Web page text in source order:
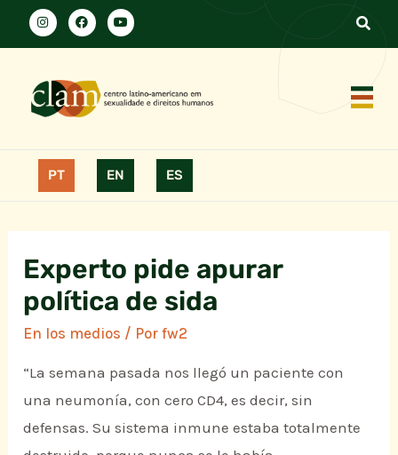
PT EN ES
Experto pide apurar
política de sida
En los medios / Porfw2
“La semana pasada nos llegó un paciente con
una neumonía, con cero CD4, es decir, sin
defensas. Su sistema inmune estaba totalmente